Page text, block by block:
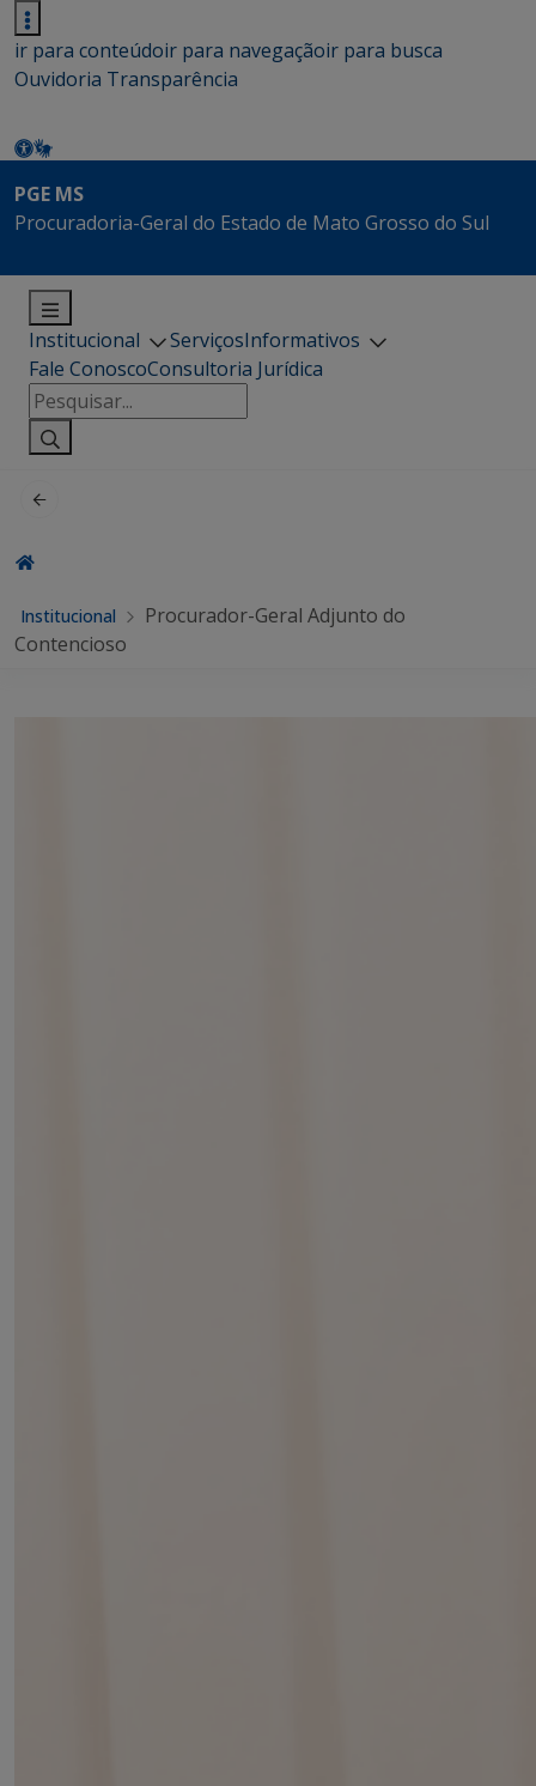
ir para conteúdoir para navegaçãoir para busca
Ouvidoria Transparência
PGE MS
Procuradoria-Geral do Estado de Mato Grosso do Sul
Institucional ServiçosInformativos
Fale ConoscoConsultoria Jurídica
Pesquisar
por:
Institucional
Procurador-Geral Adjunto do
Contencioso